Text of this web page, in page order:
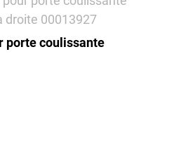
porte coulissante